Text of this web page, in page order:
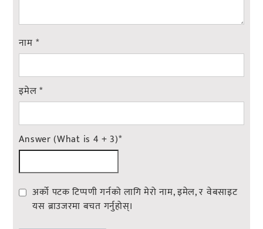
नाम *
इमेल*
Answer (What is 4 + 3)*
अर्को पटक टिप्पणी गर्नको लागि मेरो नाम, इमेल, र वेबसाइट
यस ब्राउजरमा बचत गर्नुहोस्।